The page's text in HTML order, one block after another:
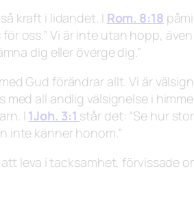
kraft i lidandet. I Rom. 8:18
oss.” Vi är inte utan hopp,
dig eller överge dig.”
Gud förändrar allt. Vi är
med all andlig välsignelse i
I 1Joh. 3:1 står det: “Se hur
inte känner honom.”
att leva i tacksamhet, förvissade